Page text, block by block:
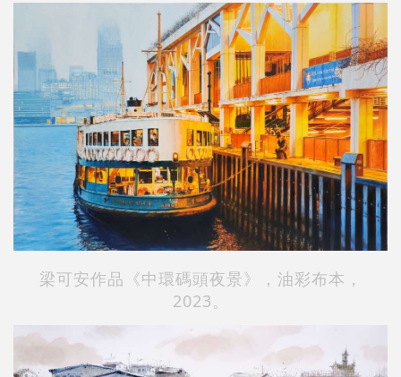
梁可安作品《中環碼頭夜景》，油彩布本，
2023。